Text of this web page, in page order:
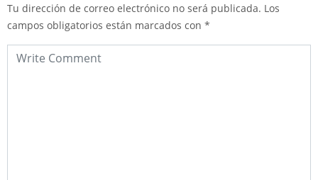
Tu dirección de correo electrónico no será publicada. Los
campos obligatorios están marcados con *